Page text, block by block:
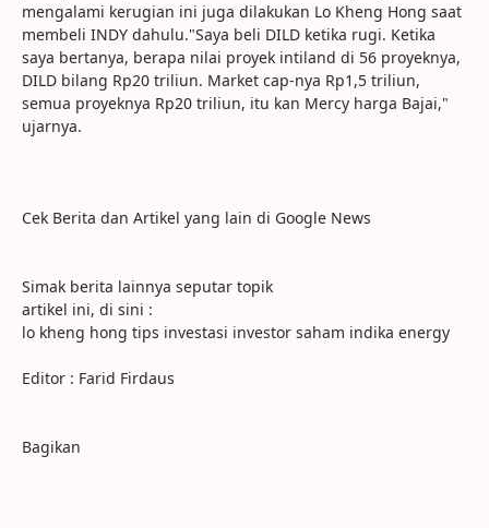
mengalami kerugian ini juga dilakukan Lo Kheng Hong saat
membeli INDY dahulu."Saya beli DILD ketika rugi. Ketika
saya bertanya, berapa nilai proyek intiland di 56 proyeknya,
DILD bilang Rp20 triliun. Market cap-nya Rp1,5 triliun,
semua proyeknya Rp20 triliun, itu kan Mercy harga Bajai,"
ujarnya.
Cek Berita dan Artikel yang lain di Google News
Simak berita lainnya seputar topik
artikel ini, di sini :
lo kheng hong tips investasi investor saham indika energy
Editor : Farid Firdaus
Bagikan